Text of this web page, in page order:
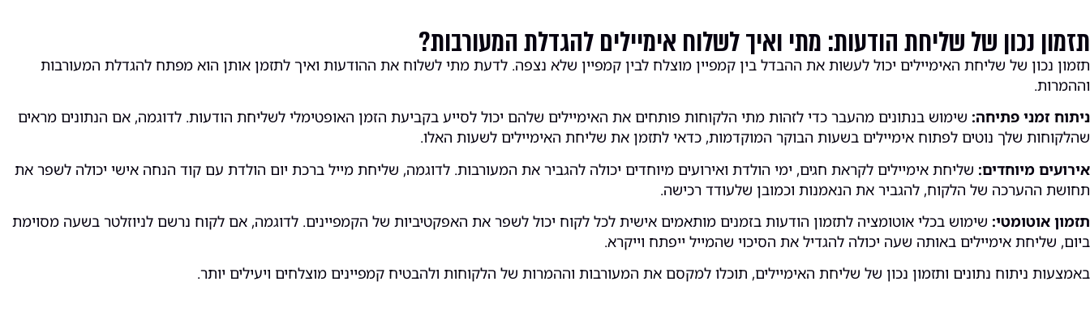
תזמון נכון של שליחת הודעות: מתי ואיך לשלוח אימיילים להגדלת המעורבות?
תזמון נכון של שליחת האימיילים יכול לעשות את ההבדל בין קמפיין מוצלח לבין קמפיין שלא נצפה. לדעת מתי לשלוח את ההודעות ואיך לתזמן אותן הוא מפתח להגדלת המעורבות
וההמרות.
ניתוח זמני פתיחה: שימוש בנתונים מהעבר כדי לזהות מתי הלקוחות פותחים את האימיילים שלהם יכול לסייע בקביעת הזמן האופטימלי לשליחת הודעות. לדוגמה, אם הנתונים מראים
שהלקוחות שלך נוטים לפתוח אימיילים בשעות הבוקר המוקדמות, כדאי לתזמן את שליחת האימיילים לשעות האלו.
אירועים מיוחדים: שליחת אימיילים לקראת חגים, ימי הולדת ואירועים מיוחדים יכולה להגביר את המעורבות. לדוגמה, שליחת מייל ברכת יום הולדת עם קוד הנחה אישי יכולה לשפר את
תחושת ההערכה של הלקוח, להגביר את הנאמנות וכמובן שלעודד רכישה.
תזמון אוטומטי: שימוש בכלי אוטומציה לתזמון הודעות בזמנים מותאמים אישית לכל לקוח יכול לשפר את האפקטיביות של הקמפיינים. לדוגמה, אם לקוח נרשם לניוזלטר בשעה מסוימת
ביום, שליחת אימיילים באותה שעה יכולה להגדיל את הסיכוי שהמייל ייפתח וייקרא.
באמצעות ניתוח נתונים ותזמון נכון של שליחת האימיילים, תוכלו למקסם את המעורבות וההמרות של הלקוחות ולהבטיח קמפיינים מוצלחים ויעילים יותר.